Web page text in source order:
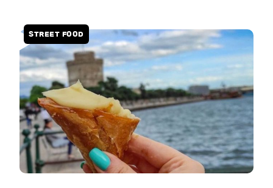
STREET FOOD